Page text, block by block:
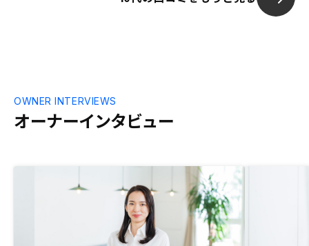
オーナーインタビュー
OWNER INTERVIEWS